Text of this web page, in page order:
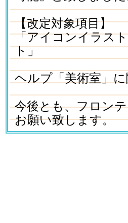
【改定対象項目】
「アイコンイラス
ト」
ヘルプ「美術室」
今後とも、フロン
お願い致します。